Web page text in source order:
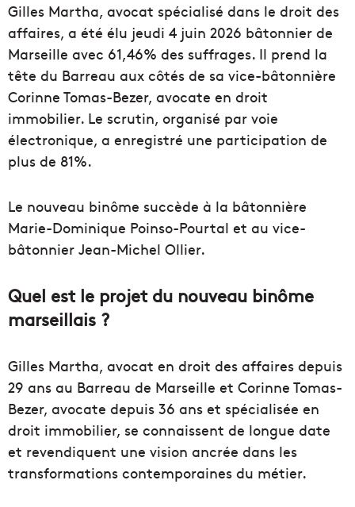
Gilles Martha, avocat spécialisé dans le droit des
affaires, a été élu jeudi 4 juin 2026 bâtonnier de
Marseille avec 61,46% des suffrages. Il prend la
tête du Barreau aux côtés de sa vice-bâtonnière
Corinne Tomas-Bezer, avocate en droit
immobilier. Le scrutin, organisé par voie
électronique, a enregistré une participation de
plus de 81%.
Le nouveau binôme succède à la bâtonnière
Marie-Dominique Poinso-Pourtal et au vice-
bâtonnier Jean-Michel Ollier.
Quel est le projet du nouveau binôme
marseillais ?
Gilles Martha, avocat en droit des affaires depuis
29 ans au Barreau de Marseille et Corinne Tomas-
Bezer, avocate depuis 36 ans et spécialisée en
droit immobilier, se connaissent de longue date
et revendiquent une vision ancrée dans les
transformations contemporaines du métier.